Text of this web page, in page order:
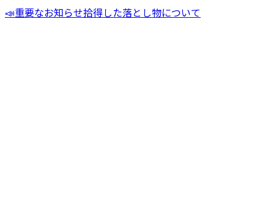
📣重要なお知らせ拾得した落とし物について